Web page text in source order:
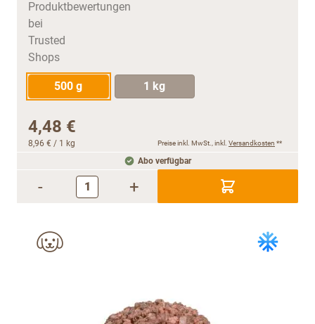
500 g 1 kg
4,48 €
8,96 € / 1 kg Preise inkl. MwSt., inkl. Versandkosten **
Abo verfügbar
- +